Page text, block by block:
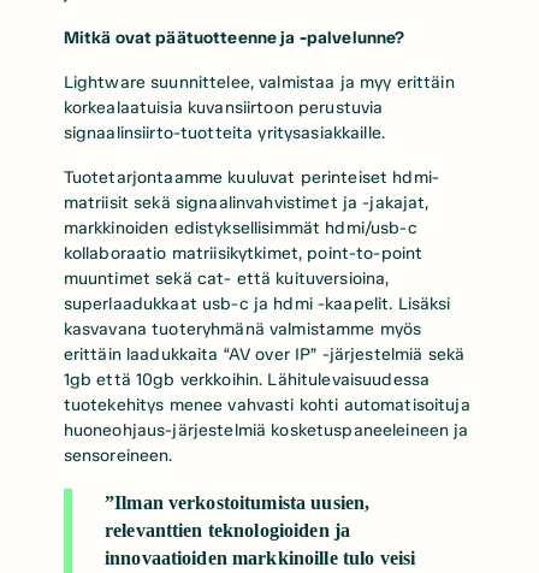
Mitkä ovat päätuotteenne ja -palvelunne?
Lightware suunnittelee, valmistaa ja myy erittäin
korkealaatuisia kuvansiirtoon perustuvia
signaalinsiirto-tuotteita yritysasiakkaille.
Tuotetarjontaamme kuuluvat perinteiset hdmi-
matriisit sekä signaalinvahvistimet ja -jakajat,
markkinoiden edistyksellisimmät hdmi/usb-c
kollaboraatio matriisikytkimet, point-to-point
muuntimet sekä cat- että kuituversioina,
superlaadukkaat usb-c ja hdmi -kaapelit. Lisäksi
kasvavana tuoteryhmänä valmistamme myös
erittäin laadukkaita “AV over IP” -järjestelmiä sekä
1gb että 10gb verkkoihin. Lähitulevaisuudessa
tuotekehitys menee vahvasti kohti automatisoituja
huoneohjaus-järjestelmiä kosketuspaneeleineen ja
sensoreineen.
”Ilman verkostoitumista uusien,
relevanttien teknologioiden ja
innovaatioiden markkinoille tulo veisi